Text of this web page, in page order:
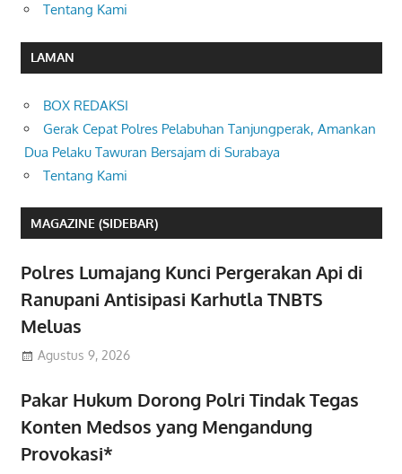
Tentang Kami
LAMAN
BOX REDAKSI
Gerak Cepat Polres Pelabuhan Tanjungperak, Amankan
Dua Pelaku Tawuran Bersajam di Surabaya
Tentang Kami
MAGAZINE (SIDEBAR)
Polres Lumajang Kunci Pergerakan Api di
Ranupani Antisipasi Karhutla TNBTS
Meluas
Agustus 9, 2026
Pakar Hukum Dorong Polri Tindak Tegas
Konten Medsos yang Mengandung
Provokasi*